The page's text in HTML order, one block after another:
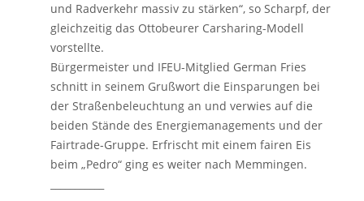
und Radverkehr massiv zu stärken“, so Scharpf, der
gleichzeitig das Ottobeurer Carsharing-Modell
vorstellte.
Bürgermeister und IFEU-Mitglied German Fries
schnitt in seinem Grußwort die Einsparungen bei
der Straßenbeleuchtung an und verwies auf die
beiden Stände des Energiemanagements und der
Fairtrade-Gruppe. Erfrischt mit einem fairen Eis
beim „Pedro“ ging es weiter nach Memmingen.